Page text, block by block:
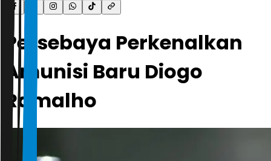
Persebaya Perkenalkan
Amunisi Baru Diogo
Ramalho